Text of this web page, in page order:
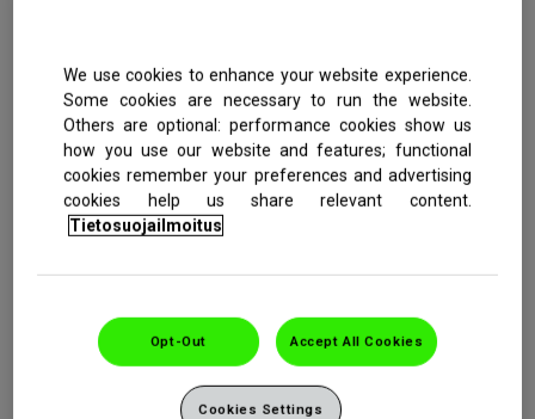
Osta nyt
*Ipsos | Claim test in the Nordics | November 2024
Vahvistaa ja kovettaa hammaskiillettä
Suojaa reikiintymistä vastaan
We use cookies to enhance your website experience.
Some cookies are necessary to run the website.
Others are optional: performance cookies show us
how you use our website and features; functional
cookies remember your preferences and advertising
cookies help us share relevant content.
Tietosuojailmoitus
Opt-Out Accept All Cookies
Cookies Settings